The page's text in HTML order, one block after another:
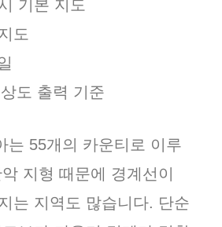
기본 지도
도
도 출력 기준
는 55개의 카운티로 이루
지형 때문에 경계선이
는 지역도 많습니다. 단순